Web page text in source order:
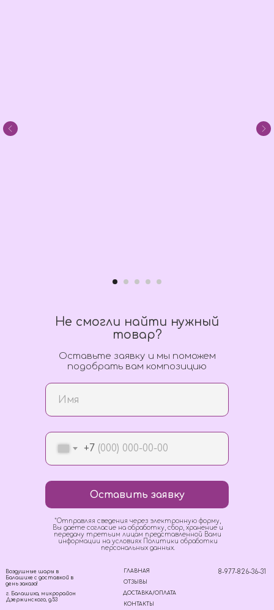
+7
Оставить заявку
Не смогли найти нужный
товар?
Оставьте заявку и мы поможем
подобрать вам композицию
*Отправляя сведения через электронную форму,
Вы даете согласие на обработку, сбор, хранение и
передачу третьим лицам представленной Вами
информации на условиях Политики обработки
персональных данных.
ОТЗЫВЫ
ГЛАВНАЯ
ДОСТАВКА/ОПЛАТА
КОНТАКТЫ
8-977-826-36-31
Воздушные шары в
Балашихе с доставкой в
день заказа!
г. Балашиха, микрорайон
Дзержинского, д.53